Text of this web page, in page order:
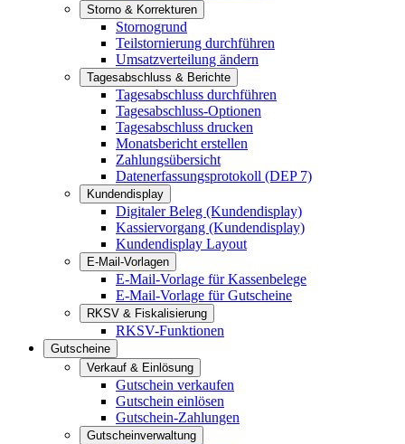
Storno & Korrekturen
Stornogrund
Teilstornierung durchführen
Umsatzverteilung ändern
Tagesabschluss & Berichte
Tagesabschluss durchführen
Tagesabschluss-Optionen
Tagesabschluss drucken
Monatsbericht erstellen
Zahlungsübersicht
Datenerfassungsprotokoll (DEP 7)
Kundendisplay
Digitaler Beleg (Kundendisplay)
Kassiervorgang (Kundendisplay)
Kundendisplay Layout
E-Mail-Vorlagen
E-Mail-Vorlage für Kassenbelege
E-Mail-Vorlage für Gutscheine
RKSV & Fiskalisierung
RKSV-Funktionen
Gutscheine
Verkauf & Einlösung
Gutschein verkaufen
Gutschein einlösen
Gutschein-Zahlungen
Gutscheinverwaltung